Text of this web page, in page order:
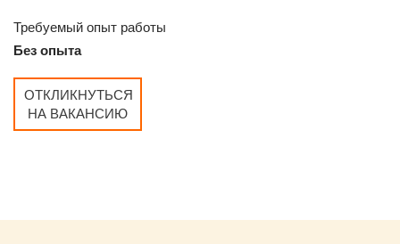
Требуемый опыт работы
Без опыта
ОТКЛИКНУТЬСЯ
НА ВАКАНСИЮ